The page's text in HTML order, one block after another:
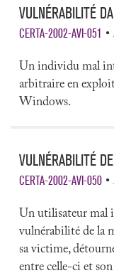
VULNÉRABILITÉ
CERTA-2002-AVI-051
Un individu mal
arbitraire en
Windows.
VULNÉRABILITÉ
CERTA-2002-AVI-050
Un utilisateur mal
vulnérabilité de la
sa victime,
entre celle-ci et